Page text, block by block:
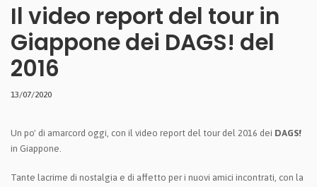
Il video report del tour in
Giappone dei DAGS! del
2016
13/07/2020
Un po' di amarcord oggi, con il video report del tour del 2016 dei DAGS!
in Giappone.
Tante lacrime di nostalgia e di affetto per i nuovi amici incontrati, con la